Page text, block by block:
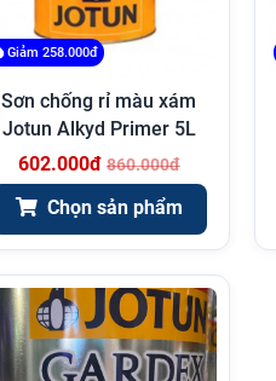
Giảm 258.000đ
Sơn chống rỉ màu xám
Jotun Alkyd Primer 5L
602.000đ 860.000đ
Chọn sản phẩm